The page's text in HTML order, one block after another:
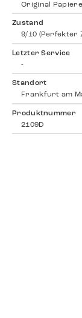
Original
Zustand
9/10 (Perfekter
Letzter Service
-
Standort
Frankfurt am
Produktnummer
2109D